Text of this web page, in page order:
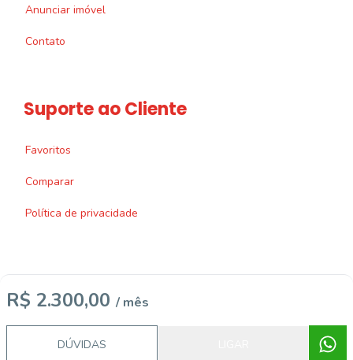
R$ 2.300,00 / mês
DÚVIDAS
Anunciar imóvel
Contato
Suporte ao Cliente
Favoritos
Comparar
Política de privacidade
Imobiliária Certificada:
Selo de Tecnologia Loft